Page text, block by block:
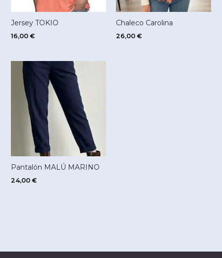
Jersey TOKIO
16,00 €
Chaleco Carolina
26,00 €
Pantalón MALÚ MARINO
24,00 €